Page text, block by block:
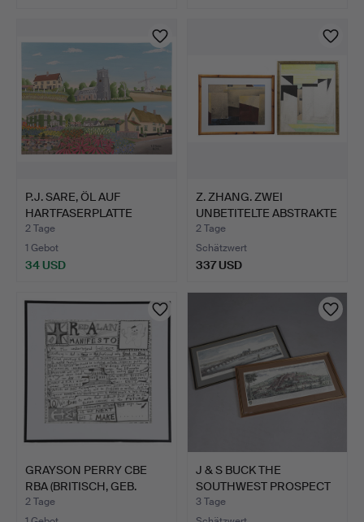
P.J. SARE, ÖL AUF
HARTFASERPLATTE
DORFSZEN…
2 Tage
1 Gebot
34 USD
Z. ZHANG. ZWEI
UNBETITELTE ABSTRAKTE
COLLA…
2 Tage
Schätzwert
337 USD
GRAYSON PERRY CBE
RBA (BRITISCH, GEB.
1960…
2 Tage
J & S BUCK THE
SOUTHWEST PROSPECT
OF GUILD…
3 Tage